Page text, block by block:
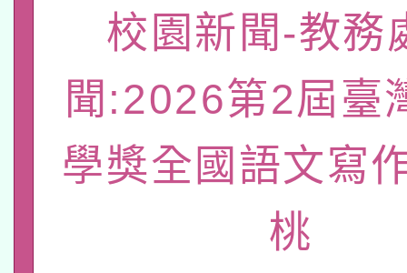
國立臺灣師範大學辦
年度健康促進學校輔導
業成長研習」實施計畫
函轉國家教育研究院
原住民族教育政策研討
族教育國際趨勢與發展
轉知教育部國民及學前
新北市政府教育局辦理
師專業成長研習實施計
方素養工作坊新北場」
函轉國立臺灣師範大學
族語言臺北學習中心
「族語學習班」招生簡
轉知有關國立成功大學
文教學共融平台-教案
年度COVID-19疫苗接
轉知經濟部水利署委託
校園新聞-教務
聞:2026第2屆臺
學獎全國語文寫
桃